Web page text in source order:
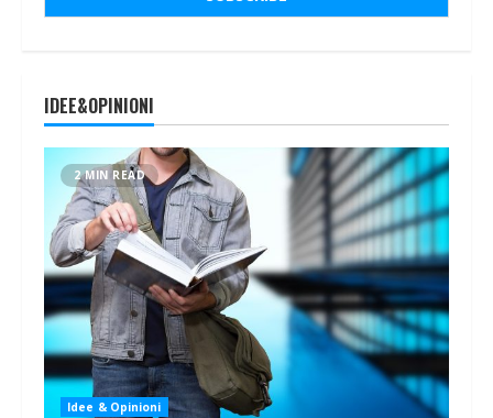
IDEE&OPINIONI
2 MIN READ
Idee & Opinioni